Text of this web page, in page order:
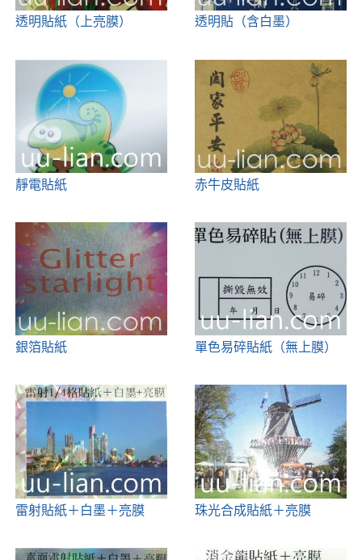
透明貼紙（上亮膜） 透明貼（含白墨）
靜電貼紙 赤牛皮貼紙
銀箔貼紙 單色易碎貼紙（無上膜）
雷射貼紙＋白墨＋亮膜 珠光合成貼紙＋亮膜